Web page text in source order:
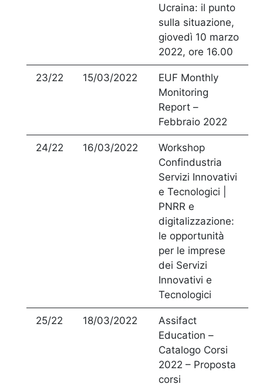
Ucraina: il punto
sulla situazione,
giovedì 10 marzo
2022, ore 16.00
23/22 15/03/2022
EUF Monthly
Monitoring
Report –
Febbraio 2022
24/22 16/03/2022
Workshop
Confindustria
Servizi Innovativi
e Tecnologici |
PNRR e
digitalizzazione:
le opportunità
per le imprese
dei Servizi
Innovativi e
Tecnologici
25/22 18/03/2022
Assifact
Education –
Catalogo Corsi
2022 – Proposta
corsi